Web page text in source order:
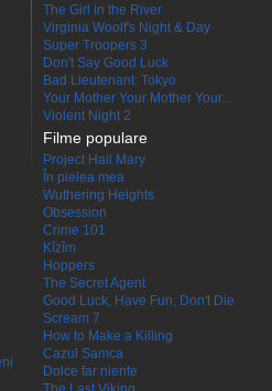
The Girl in the River
Virginia Woolf's Night & Day
Super Troopers 3
Don't Say Good Luck
Bad Lieutenant: Tokyo
Your Mother Your Mother Your...
Violent Night 2
Filme populare
Project Hail Mary
În pielea mea
Wuthering Heights
Obsession
Crime 101
Kîzîm
Hoppers
The Secret Agent
Good Luck, Have Fun, Don't Die
Scream 7
How to Make a Killing
Cazul Samca
Dolce far niente